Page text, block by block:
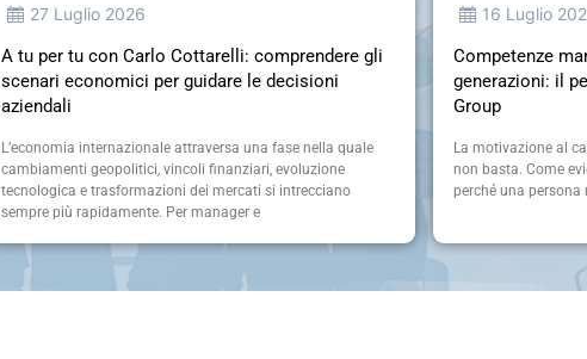
27 Luglio 2026
A tu per tu con Carlo Cottarelli: comprendere gli
scenari economici per guidare le decisioni
aziendali
L’economia internazionale attraversa una fase nella quale
cambiamenti geopolitici, vincoli finanziari, evoluzione
tecnologica e trasformazioni dei mercati si intrecciano
sempre più rapidamente. Per manager e
16 Luglio
Competenze
generazioni: il
Group
La motivazione al
non basta. Come
perché una